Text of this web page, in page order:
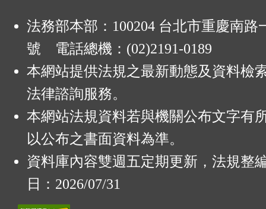
法務部本部：100204 台北市重慶南路
號 電話總機：(02)2191-0189
本網站提供法規之最新動態及資料檢
法律諮詢服務。
本網站法規資料若與機關公布文字有
以公布之書面資料為準。
資料庫內容雙週五定期更新，法規整
日：2026/07/31